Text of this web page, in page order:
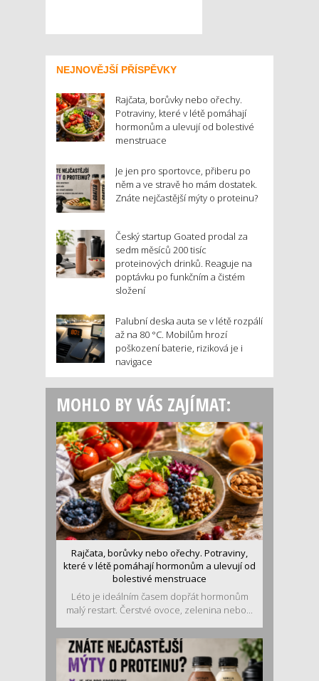
NEJNOVĚJŠÍ PŘÍSPĚVKY
Rajčata, borůvky nebo ořechy.
Potraviny, které v létě pomáhají
hormonům a ulevují od bolestivé
menstruace
Je jen pro sportovce, přiberu po
něm a ve stravě ho mám dostatek.
Znáte nejčastější mýty o proteinu?
Český startup Goated prodal za
sedm měsíců 200 tisíc
proteinových drinků. Reaguje na
poptávku po funkčním a čistém
složení
Palubní deska auta se v létě rozpálí
až na 80 °C. Mobilům hrozí
poškození baterie, riziková je i
navigace
MOHLO BY VÁS ZAJÍMAT:
Rajčata, borůvky nebo ořechy. Potraviny,
které v létě pomáhají hormonům a ulevují od
bolestivé menstruace
Léto je ideálním časem dopřát hormonům
malý restart. Čerstvé ovoce, zelenina nebo...